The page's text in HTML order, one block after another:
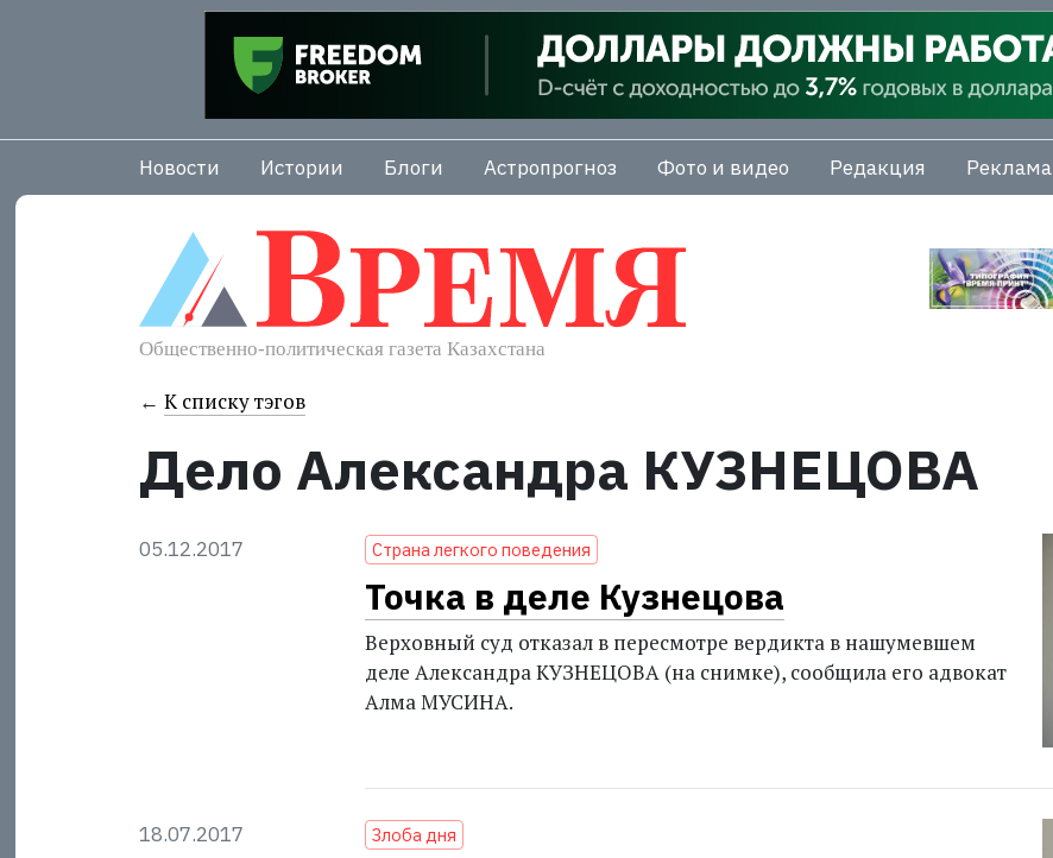
Новости Истории Блоги Астропрогноз Фото и видео Редакция Реклама
← К списку тэгов
Дело Александра КУЗНЕЦОВА
05.12.2017 Страна легкого поведения
Точка в деле Кузнецова
Верховный суд отказал в пересмотре вердикта в нашумевшем
деле Александра КУЗНЕЦОВА (на снимке), сообщила его адвокат
Алма МУСИНА.
18.07.2017 Злоба дня